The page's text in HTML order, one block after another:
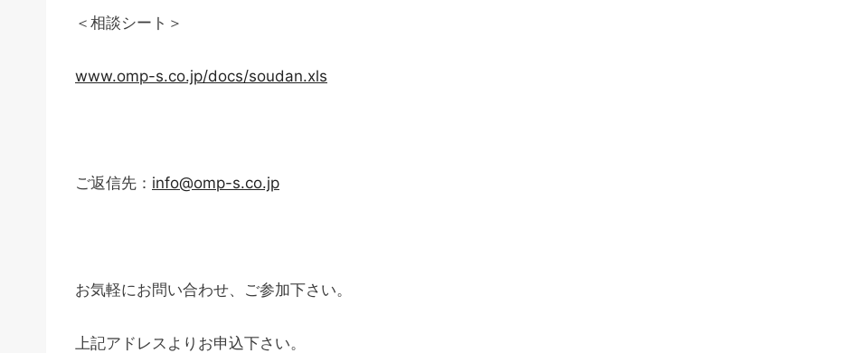
＜相談シート＞
www.omp-s.co.jp/docs/soudan.xls
ご返信先： info@omp-s.co.jp
お気軽にお問い合わせ、ご参加下さい。
上記アドレスよりお申込下さい。